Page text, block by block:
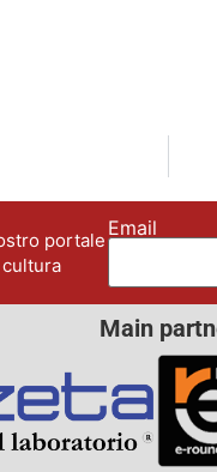
portale
Email
Main